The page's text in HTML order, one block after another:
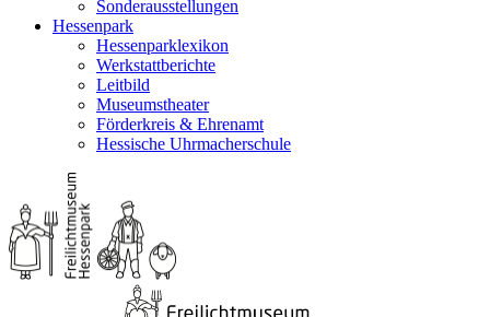
Sonderausstellungen
Hessenpark
Hessenparklexikon
Werkstattberichte
Leitbild
Museumstheater
Förderkreis & Ehrenamt
Hessische Uhrmacherschule